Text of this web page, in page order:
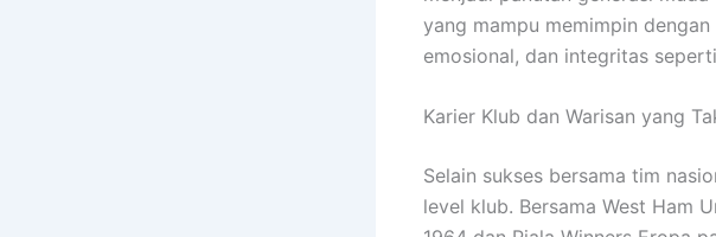
yang mampu memimpin
emosional, dan integritas
Karier Klub dan Warisan yang
Selain sukses bersama tim
level klub. Bersama West Ham